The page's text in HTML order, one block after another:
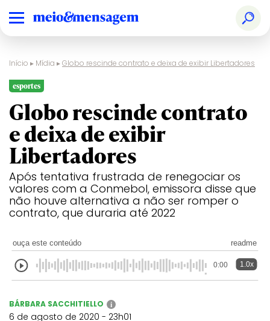
Início ▸ Mídia ▸Globo rescinde contrato e deixa de exibir Libertadores
esportes
Globo rescinde contrato
e deixa de exibir
Libertadores
Após tentativa frustrada de renegociar os
valores com a Conmebol, emissora disse que
não houve alternativa a não ser romper o
contrato, que duraria até 2022
ouça este conteúdo readme
0:00 1.0x
BÁRBARA SACCHITIELLO i
6 de agosto de 2020 - 23h01